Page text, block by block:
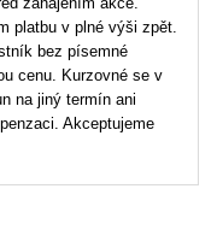
platbu v plné výši zpět.
bez písemné
cenu. Kurzovné se v
na jiný termín ani
Akceptujeme